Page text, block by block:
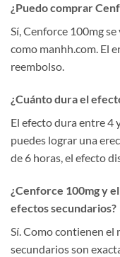
¿Puedo comprar
Sí, Cenforce 100mg
como manhh.com. El
reembolso.
¿Cuánto dura el
El efecto dura entre 4
puedes lograr una
de 6 horas, el efecto
¿Cenforce 100mg y
efectos secundarios?
Sí. Como contienen
secundarios son